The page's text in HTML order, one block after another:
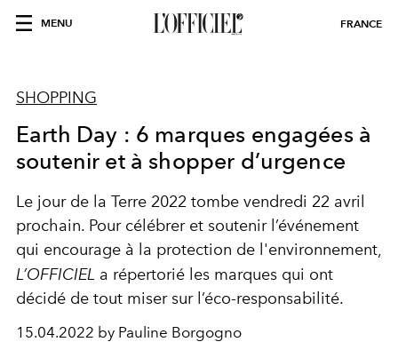
MENU FRANCE
SHOPPING
Earth Day : 6 marques engagées à
soutenir et à shopper d’urgence
Le jour de la Terre 2022 tombe vendredi 22 avril
prochain. Pour célébrer et soutenir l’événement
qui encourage à la protection de l'environnement,
L’OFFICIEL a répertorié les marques qui ont
décidé de tout miser sur l’éco-responsabilité.
15.04.2022 by Pauline Borgogno